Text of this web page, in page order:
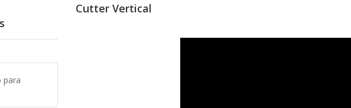
Cutter Vertical
para